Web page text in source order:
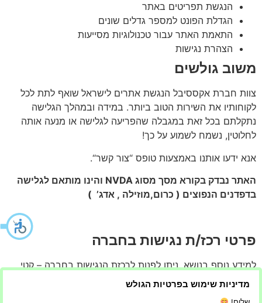
הנגשת תפריטים באתר
הגדלת הפונט למספר גדלים שונים
התאמת האתר עבור טכנולוגיות מסייעות
הצהרת נגישות
משוב גולשים
צוות חברת אקססיבל הנגשת אתרים לישראל שואף לתת לכל
לקוחותיו את השירות הטוב ביותר. במידה ובמהלך הגלישה
נתקלתם בכל זאת במגבלה שהפריעה לגלישה או מנעה אותה
לחלוטין, נשמח לשמוע על כך!
אנא ידעו אותנו באמצעות טופס “צור קשר“.
האתר נבדק בקורא מסך מסוג NVDA והינו מותאם לגלישה
בדפדנים הנפוצים ( כרום,מוזילה , אדג’ )
פרטי רכז/ת נגישות בחברה
למידע נוסף בנושא, ניתן לפנות לרכזת הנגישות בחברה – קטי
מדיניות שימוש בפרטיות הגולש